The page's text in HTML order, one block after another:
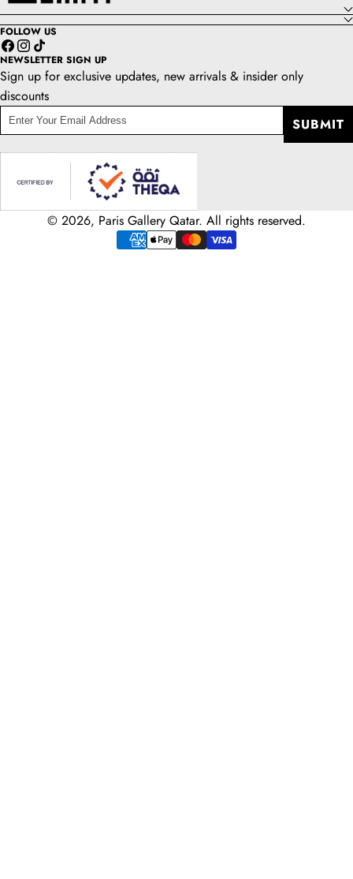
FOLLOW US
Facebook
Instagram
TikTok
NEWSLETTER SIGN UP
Sign up for exclusive updates, new arrivals & insider only
discounts
enter
your
email
SUBMIT
© 2026, Paris Gallery Qatar. All rights reserved.
Payment